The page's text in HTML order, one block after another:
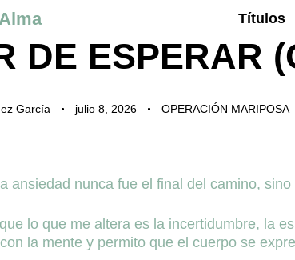
Títulos
DE ESPERAR
García julio 8, 2026 OPERACIÓN MARIPOSA
ansiedad nunca fue el final del camino,
lo que me altera es la incertidumbre, la
la mente y permito que el cuerpo se